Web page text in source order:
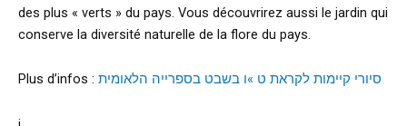
des plus « verts » du pays. Vous découvrirez aussi le jardin qui
conserve la diversité naturelle de la flore du pays.
Plus d’infos : סיורי קיימות לקראת ט »ו בשבט בספרייה הלאומית